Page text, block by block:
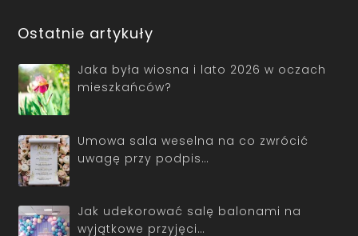
Ostatnie artykuły
Jaka była wiosna i lato 2026 w oczach
mieszkańców?
Umowa sala weselna na co zwrócić
uwagę przy podpis…
Jak udekorować salę balonami na
wyjątkowe przyjęci…